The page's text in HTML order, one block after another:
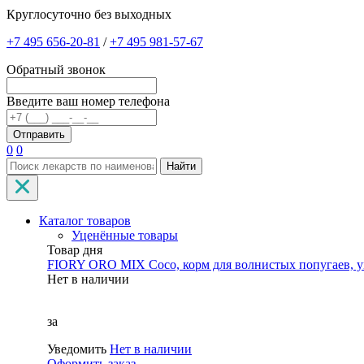
Круглосуточно без выходных
+7 495 656-20-81 /+7 495 981-57-67
Обратный звонок
Введите ваш номер телефона
0 0
Найти
Каталог товаров
Уценённые товары
Товар дня
FIORY ORO MIX Coco, корм для волнистых попугаев,
Нет в наличии
за
Уведомить Нет в наличии